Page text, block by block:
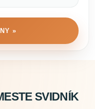
»
SVIDNÍK